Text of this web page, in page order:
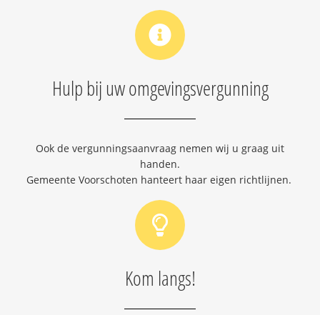
Hulp bij uw omgevingsvergunning
Ook de vergunningsaanvraag nemen wij u graag uit
handen.
Gemeente Voorschoten hanteert haar eigen richtlijnen.
Kom langs!